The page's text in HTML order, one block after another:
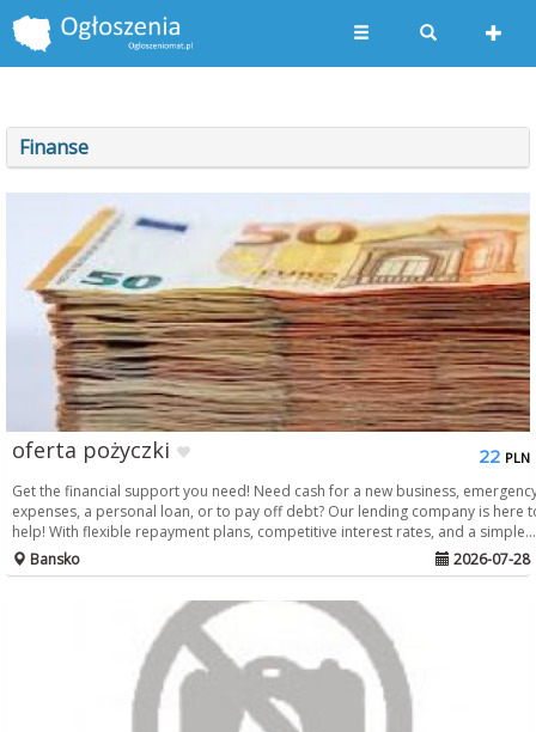
Finanse
oferta pożyczki 22 PLN
Get the financial support you need! Need cash for a new business,
expenses, a personal loan, or to pay off debt? Our lending company is here
help! With flexible repayment plans, competitive interest rates, and a simple...
Bansko
2026-07-28